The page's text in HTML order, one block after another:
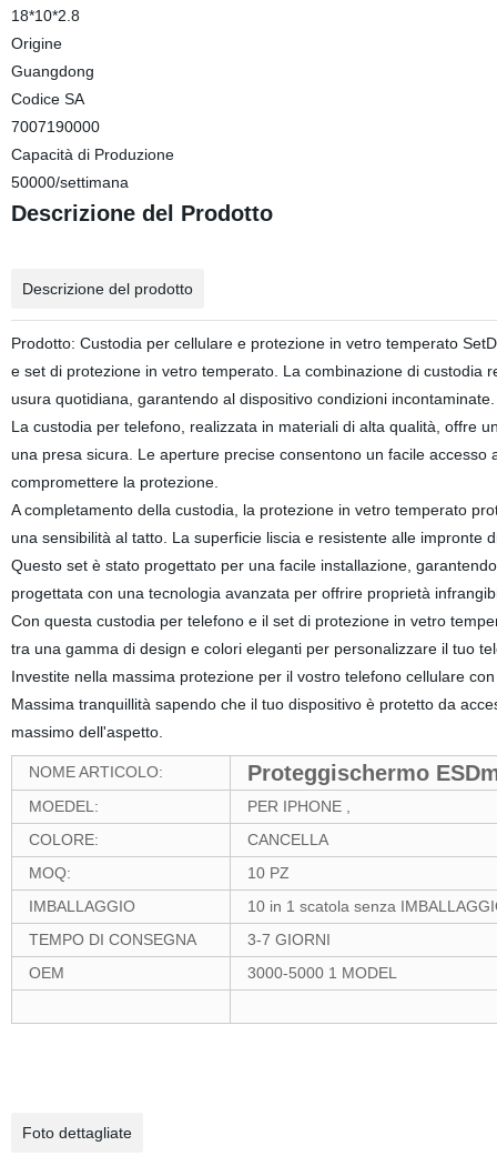
18*10*2.8
Origine
Guangdong
Codice SA
7007190000
Capacità di Produzione
50000/settimana
Descrizione del Prodotto
Descrizione del prodotto
Prodotto: Custodia per cellulare e protezione in vetro temperato
e set di protezione in vetro temperato. La combinazione di
usura quotidiana, garantendo al dispositivo condizioni incontaminate.
La custodia per telefono, realizzata in materiali di alta qualità, offre
una presa sicura. Le aperture precise consentono un facile
compromettere la protezione.
A completamento della custodia, la protezione in vetro temperato
una sensibilità al tatto. La superficie liscia e resistente alle
Questo set è stato progettato per una facile installazione,
progettata con una tecnologia avanzata per offrire proprietà
Con questa custodia per telefono e il set di protezione in vetro
tra una gamma di design e colori eleganti per personalizzare il tuo
Investite nella massima protezione per il vostro telefono cellulare
Massima tranquillità sapendo che il tuo dispositivo è protetto da
massimo dell'aspetto.
NOME ARTICOLO: Proteggischermo
MOEDEL:
PER IPHONE ,
COLORE:
CANCELLA
MOQ:
10 PZ
IMBALLAGGIO
10 in 1 scatola senza
TEMPO DI CONSEGNA
3-7 GIORNI
OEM
3000-5000 1 MODEL
Foto dettagliate